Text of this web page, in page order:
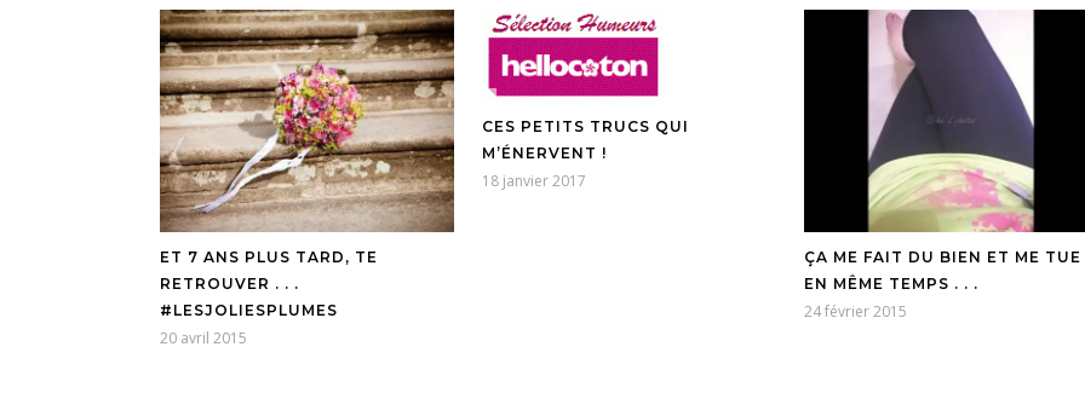
ET 7 ANS PLUS TARD, TE
RETROUVER . . .
#LESJOLIESPLUMES
20 avril 2015
CES PETITS TRUCS QUI
M’ÉNERVENT !
18 janvier 2017
ÇA ME FAIT DU BIEN ET ME TUE
EN MÊME TEMPS . . .
24 février 2015